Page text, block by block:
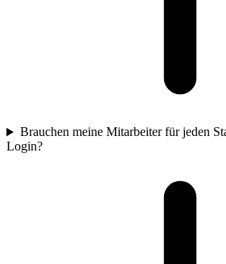
Brauchen meine Mitarbeiter für jeden
Login?